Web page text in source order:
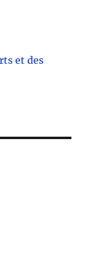
et des